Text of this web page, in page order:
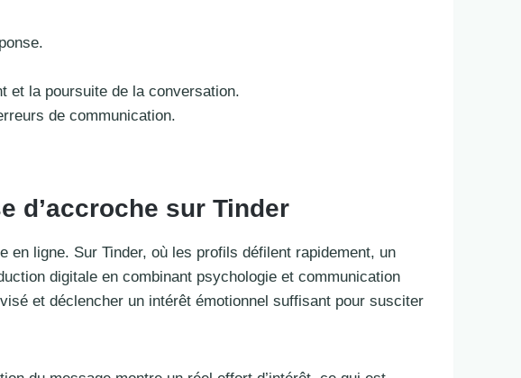
et la poursuite de la conversation.
de communication.
d’accroche sur Tinder
en ligne. Sur Tinder, où les profils défilent rapidement, un
digitale en combinant psychologie et communication
et déclencher un intérêt émotionnel suffisant pour susciter